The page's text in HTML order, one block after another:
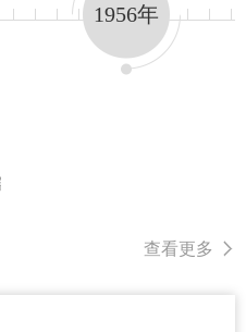
专项;GCP平台建设 制…
1956年
查看更多